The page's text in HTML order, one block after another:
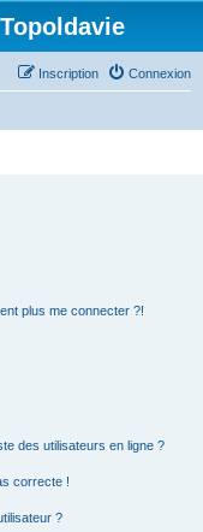
Connexion
Inscription
plus me connecter ?!
des utilisateurs en ligne ?
correcte !
?